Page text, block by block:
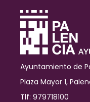
Ayuntamiento de
Plaza Mayor 1,
Tlf: 979718100